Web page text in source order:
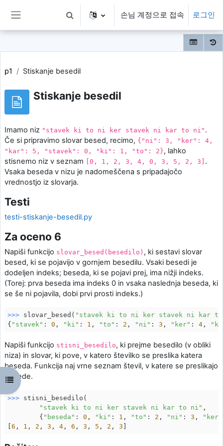
검색 입력 전환 손님 계정으로 접속 로그인
강의 목차 열기
p1 Stiskanje besedil
Stiskanje besedil
Imamo niz "stavek ki to ni ker stavek ni kar to ni" .
Če si pripravimo slovar besed, recimo, {"ni": 3, "ker": 4,
"kar": 5, "stavek": 0, "ki": 1, "to": 2}, lahko
stisnemo niz v seznam [0, 1, 2, 3, 4, 0, 3, 5, 2, 3] .
Vsaka beseda v nizu je nadomeščena s pripadajočo
vrednostjo iz slovarja.
Testi
testi-stiskanje-besedil.py
Za oceno 6
Napiši funkcijo slovar_besed(besedilo) , ki sestavi slovar
besed, ki se pojavijo v gornjem besedilu. Vsaki besedi je
dodeljen indeks; beseda, ki se pojavi prej, ima nižji indeks.
(Torej: prva beseda ima indeks 0 in vsaka naslednja beseda, ki
se še ni pojavila, dobi prvi prosti indeks.)
>>> slovar_besed( "stavek ki to ni ker stavek ni kar
{ "stavek" : 0 , "ki" : 1 , "to" : 2 , "ni" : 3 , "ker" : 4 ,
Napiši funkcijo stisni_besedilo, ki prejme besedilo (v obliki
niza) in slovar, ki pove, v katero številko se preslika katera
beseda. Funkcija naj vrne seznam števil, v katere se preslikajo
besede.
>>> stisni_besedilo(
"stavek ki to ni ker stavek ni kar to ni" ,
        {
"beseda" : 0 , "ki" : 1 , "to" : 2 , "ni" : 3 , "ker"
[6 , 1 , 2 , 3 , 4 , 6 , 3 , 5 , 2 , 3